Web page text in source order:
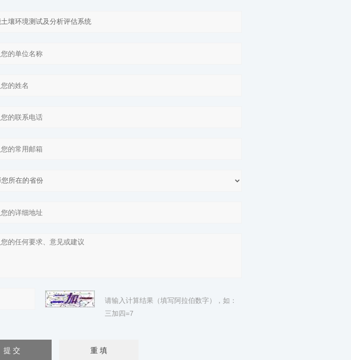
请输入计算结果（填写阿拉伯数字），如：
三加四=7